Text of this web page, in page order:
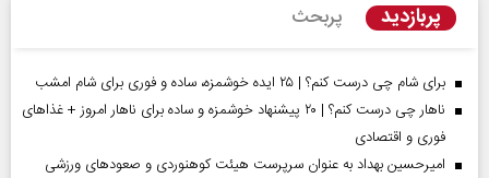
پربازدید پربحث
برای شام چی درست کنم؟ | ۲۵ ایده خوشمزه، ساده و فوری برای شام امشب
ناهار چی درست کنم؟ | ۲۰ پیشنهاد خوشمزه و ساده برای ناهار امروز + غذاهای
فوری و اقتصادی
امیرحسین بهداد به عنوان سرپرست هیئت کوهنوردی و صعودهای ورزشی